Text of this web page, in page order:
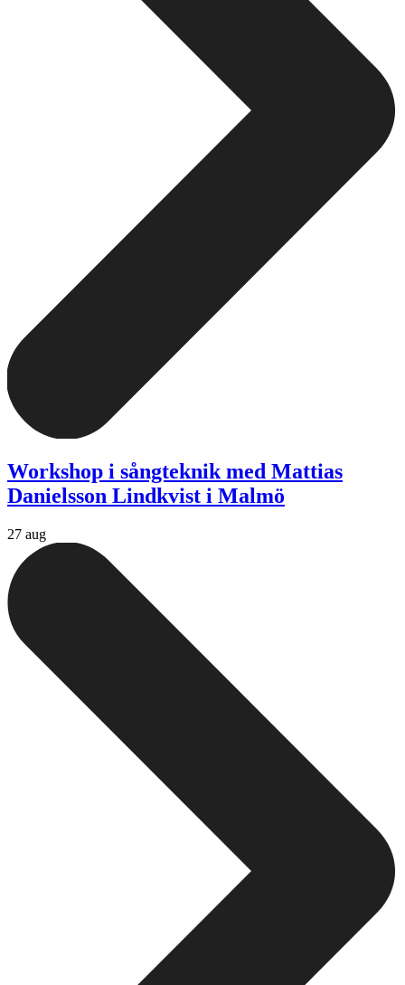
Workshop i sångteknik med Mattias
Danielsson Lindkvist i Malmö
27 aug